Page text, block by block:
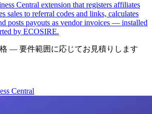
Central extension that registers affiliates
sales to referral codes and links, calculates
posts payouts as vendor invoices — installed
by ECOSIRE.
— 要件範囲に応じてお見積りします
Central